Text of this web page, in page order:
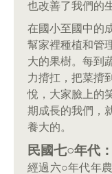
也改善了我們的
在國小至國中的
幫家裡種植和管
大的果樹。每到
力揹扛，把菜揹
悅，大家臉上的
期成長的我們，
養大的。
民國七○年代
經過六○年代年